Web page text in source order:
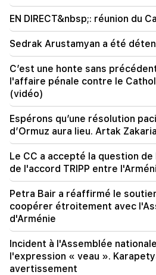
Ils tenteront de gagner le
"Publication"
"Publication". "Le mendiant
d'Araik Harutyunyan ?
EN DIRECT&nbsp;: réunion du
Sedrak Arustamyan a été
C’est une honte sans
l'affaire pénale contre le
(vidéo)
Espérons qu’une résolution
d’Ormuz aura lieu. Artak
Le CC a accepté la question
de l'accord TRIPP entre
Petra Bair a réaffirmé le
coopérer étroitement avec
d'Arménie
Incident à l'Assemblée
l'expression « veau ».
avertissement